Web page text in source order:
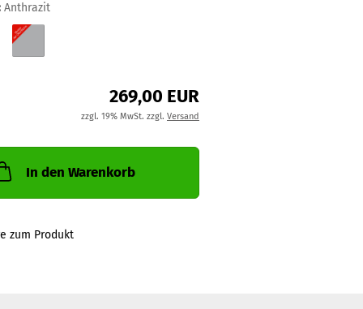
Anthrazit
269,00 EUR
zzgl. 19% MwSt. zzgl. Versand
In den Warenkorb
zum Produkt